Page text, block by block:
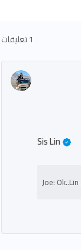
1 تعليقات
Sis Lin
Joe: